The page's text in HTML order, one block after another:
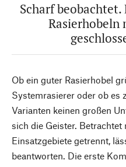
Scharf
Rasierhobeln
Ob ein guter Rasierhobel
Systemrasierer oder ob es
Varianten keinen großen
sich die Geister. Betrachtet
Einsatzgebiete getrennt,
beantworten. Die erste